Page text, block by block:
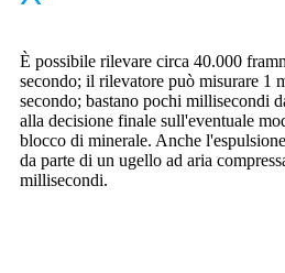
È possibile rilevare circa 40.000
secondo; il rilevatore può misurare 1
secondo; bastano pochi millisecondi
alla decisione finale sull'eventuale
blocco di minerale. Anche
da parte di un ugello ad aria
millisecondi.